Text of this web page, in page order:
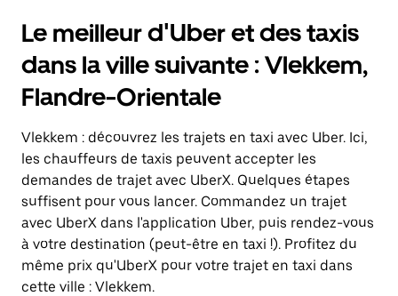
bas
pour
ouvrir
le
calendrier
et
une
date.
Appuyez
sur
la
touche
Échap
pour
fermer
le
Le meilleur d'Uber et des taxis
dans la ville suivante : Vlekkem,
Flandre-Orientale
Vlekkem : découvrez les trajets en taxi avec Uber. Ici,
les chauffeurs de taxis peuvent accepter les
demandes de trajet avec UberX. Quelques étapes
suffisent pour vous lancer. Commandez un trajet
avec UberX dans l'application Uber, puis rendez-vous
à votre destination (peut-être en taxi !). Profitez du
même prix qu'UberX pour votre trajet en taxi dans
cette ville : Vlekkem.